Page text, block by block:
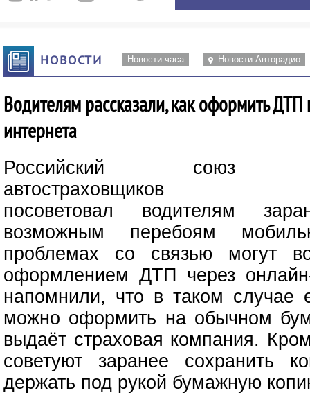
НОВОСТИ Новости часа Новости Авторадио
Водителям рассказали, как оформить ДТП
интернета
Российский союз
автостраховщиков
посоветовал водителям
возможным перебоям
проблемах со связью могут
оформлением ДТП через
напомнили, что в таком случае
можно оформить на обычном
выдаёт страховая компания.
советуют заранее сохранить
держать под рукой бумажную